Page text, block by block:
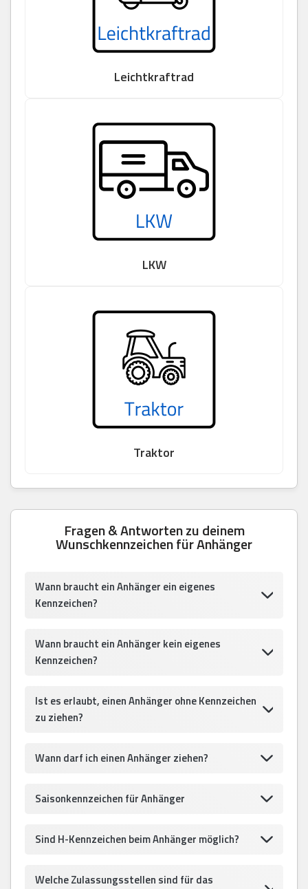
Leichtkraftrad
LKW
Traktor
Fragen & Antworten zu deinem
Wunschkennzeichen für Anhänger
Wann braucht ein Anhänger ein eigenes
Kennzeichen?
Wann braucht ein Anhänger kein eigenes
Kennzeichen?
Ist es erlaubt, einen Anhänger ohne Kennzeichen
zu ziehen?
Wann darf ich einen Anhänger ziehen?
Saisonkennzeichen für Anhänger
Sind H-Kennzeichen beim Anhänger möglich?
Welche Zulassungsstellen sind für das